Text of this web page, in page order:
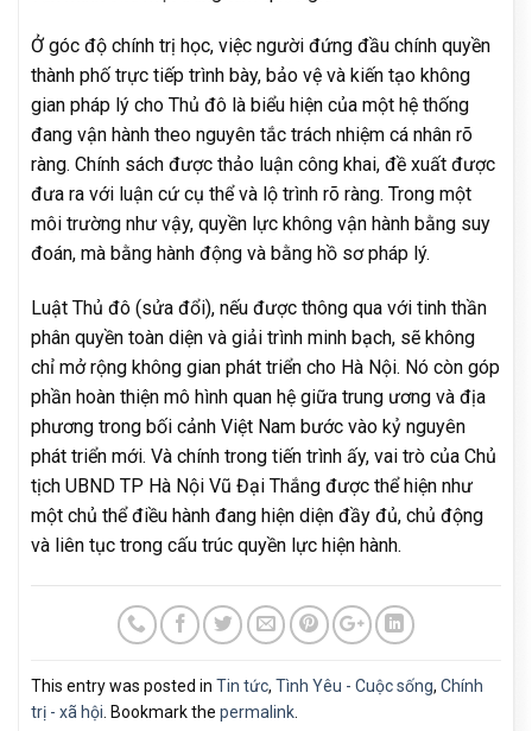
Ở góc độ chính trị học, việc người đứng đầu chính quyền
thành phố trực tiếp trình bày, bảo vệ và kiến tạo không
gian pháp lý cho Thủ đô là biểu hiện của một hệ thống
đang vận hành theo nguyên tắc trách nhiệm cá nhân rõ
ràng. Chính sách được thảo luận công khai, đề xuất được
đưa ra với luận cứ cụ thể và lộ trình rõ ràng. Trong một
môi trường như vậy, quyền lực không vận hành bằng suy
đoán, mà bằng hành động và bằng hồ sơ pháp lý.
Luật Thủ đô (sửa đổi), nếu được thông qua với tinh thần
phân quyền toàn diện và giải trình minh bạch, sẽ không
chỉ mở rộng không gian phát triển cho Hà Nội. Nó còn góp
phần hoàn thiện mô hình quan hệ giữa trung ương và địa
phương trong bối cảnh Việt Nam bước vào kỷ nguyên
phát triển mới. Và chính trong tiến trình ấy, vai trò của Chủ
tịch UBND TP Hà Nội Vũ Đại Thắng được thể hiện như
một chủ thể điều hành đang hiện diện đầy đủ, chủ động
và liên tục trong cấu trúc quyền lực hiện hành.
This entry was posted in Tin tức, Tình Yêu - Cuộc sống, Chính
trị - xã hội . Bookmark the permalink